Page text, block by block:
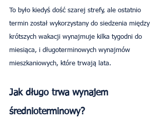
To było kiedyś dość szarej strefy, ale ostatnio
termin został wykorzystany do siedzenia między
krótszych wakacji wynajmuje kilka tygodni do
miesiąca, i długoterminowych wynajmów
mieszkaniowych, które trwają lata.
Jak długo trwa wynajem
średnioterminowy?